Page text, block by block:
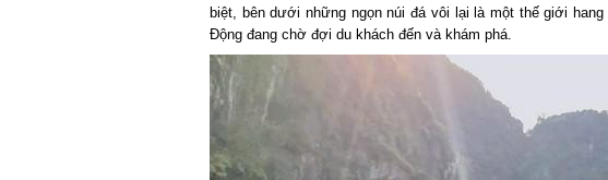
biệt, bên dưới những ngọn núi đá vôi lại là một thế giới
Động đang chờ đợi du khách đến và khám phá.